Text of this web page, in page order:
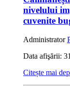
nivelului
cuvenite
Administrator
Data afişării:
Citește mai